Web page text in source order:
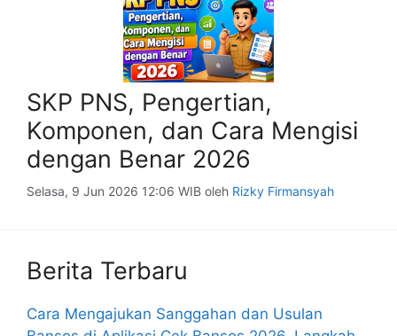
SKP PNS, Pengertian,
Komponen, dan Cara Mengisi
dengan Benar 2026
Selasa, 9 Jun 2026 12:06 WIB oleh Rizky Firmansyah
Berita Terbaru
Cara Mengajukan Sanggahan dan Usulan